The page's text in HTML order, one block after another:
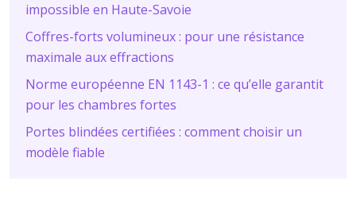
impossible en Haute-Savoie
Coffres-forts volumineux : pour une résistance
maximale aux effractions
Norme européenne EN 1143-1 : ce qu’elle garantit
pour les chambres fortes
Portes blindées certifiées : comment choisir un
modèle fiable